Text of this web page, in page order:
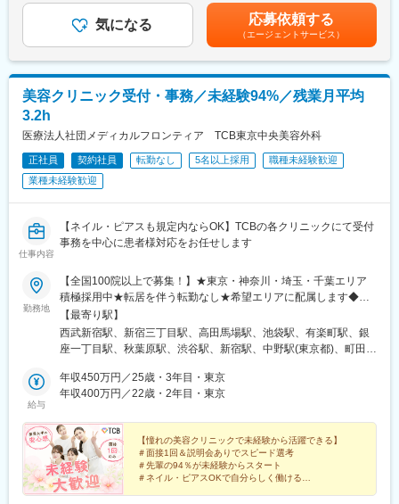
です。
今回正職員が退職予定のため、後任での募集となります！
2名の方のお人柄としては”気さくな方”であるため、すぐに馴染ん
＼すぐに業務に慣れていただける環境です！／
・業務については前任者よりしっかりと引継ぎを行いますのでご
・内科、産婦人科、皮膚科の総合窓口となりますが、業務自体は
ルーチン化しておりますので、医療事務のご経験のある方であれ
ば、すぐに慣れて頂けます！
■当院について：
・一般地域住民の皆様に安心して通院頂けるよう救急医療支援、
在宅医療支援、周産期医療支援にも力を注いでいます！
を病棟で試してもらいながら、それぞれの病院に合った提案をし
ていただきます。
＊月ノルマは設けられておらず、自分のペースで業務が行えま
す。
【営業先】
従事者になります。
※割合は既存2割、新規8割となります。仕事に慣れた場合、直行
直帰やテレワークを使いながら就業いただくことも可能です。
※営業だけではなく、保守契約更新・簡単な修理メンテナンス・パ
ートさんのフォローも行います。
【配属先】
東京本社もしくはオンラインで面接を行い、面接の中で配属先を
横浜、千葉、仙台、札幌、名古屋、長野、大阪、広島、松山、福
岡
【未経験でも安心のフォロー体制】
■入社後1週間～数か月程度は、当社の歴史や事業、製品知識を学
近しい内容も学んでいただきます。
■その後は、OJTにて先輩社員の営業に同行していただき、独り立
【ワークライフバランスを重視した働き方】
■年休120日・土日祝休み・月残業18時間程でワークライフバラン
スが整う環境です。2024年度年間休暇は120日となっておりま
す。
事査定制度あり）◇賞与年2回（7月・12月月人事査定制度あり）
合計2.3か月分※初年度は満額支給されません※【モデル年収】営業
主任：464万～営業係長：585万～※賞与を含んだ額となります。※
最短で2～3年、一般的には5年前後でのステップアップ賃金はあ
くまでも目安の金額であり、選考を通じて上下する可能性があり
ます。月給(月額)は固定手当を含めた表記です。
気になる 応募依頼する
（エージェントサービス）
美容クリニック受付・事務／未経験94%／残業月平均
3.2h
医療法人社団メディカルフロンティア TCB東京中央美容外科
正社員 契約社員 転勤なし 5名以上採用
職種未経験歓迎
業種未経験歓迎
仕事内容
【ネイル・ピアスも規定内ならOK】TCBの各クリニックにて受付
事務を中心に患者様対応をお任せします
勤務地
【全国100院以上で募集！】★東京・神奈川・埼玉・千葉エリア
積極採用中★転居を伴う転勤なし★希望エリアに配属します◆ク
リニック一覧＜全国100院以上展開＞【北海道・東北】旭川駅前
院、青森院、盛岡院、秋田院、山形院、仙台駅前院、福島院、郡
山院 など【関東】新宿東口院、池袋駅前院、品川院、秋葉原
横浜院、大宮東口院、水戸院、つくば院、宇都宮院、高崎院、前
橋院 など【中部】名古屋駅前院 、名古屋栄院、金山院、岐阜
院、長野院、松本院、山梨甲府駅前院 など【近畿】梅田大阪駅
前院、大阪阪急梅田駅前院、枚方院、天王寺院、堺院、なんば
院、心斎橋院、京都駅前院、奈良院、和歌山院、四日市院 など
【中四国】広島院、福山院、松山院、高松院、高知院、徳島院、
松江院、周南徳山駅ビル院 など【九州・沖縄】小倉院、佐賀
【最寄り駅】
西武新宿駅、新宿三丁目駅、高田馬場駅、池袋駅、有楽町駅、銀
座一丁目駅、秋葉原駅、渋谷駅、新宿駅、中野駅(東京都)、町田
浜駅、横浜駅、川崎駅、藤沢駅、本厚木駅、大宮駅(埼玉県)、川口
駅、川越駅、南越谷駅、宇都宮駅、水戸駅、つくば駅、千葉駅、
駅、さっぽろ駅、あおば通駅、福島駅(福島県)、郡山駅(福島県)、
青森駅、盛岡駅、山形駅、秋田駅、矢場町駅、近鉄名古屋駅、金
山駅(愛知県)、豊田市駅、駅前大通駅、名鉄岐阜駅、静岡駅、新浜
松駅、三島広小路駅、長野駅、松本駅、北鉄金沢駅、新潟駅、近
鉄四日市駅、電鉄富山駅、福井駅、甲府駅、東梅田駅、大阪難波
給与
年収450万円／25歳・3年目・東京
年収400万円／22歳・2年目・東京
【憧れの美容クリニックで未経験から活躍できる】
＃面接1回＆説明会ありでスピード選考
＃先輩の94％が未経験からスタート
＃ネイル・ピアスOKで自分らしく働ける